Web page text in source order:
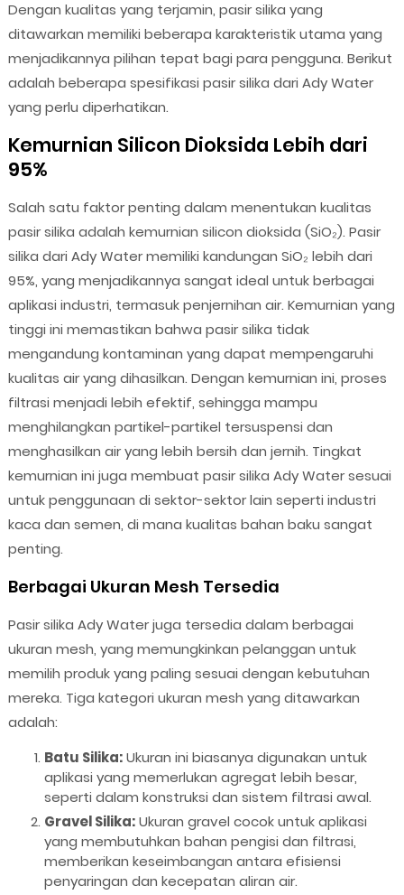
Dengan kualitas yang terjamin, pasir silika yang
ditawarkan memiliki beberapa karakteristik utama yang
menjadikannya pilihan tepat bagi para pengguna. Berikut
adalah beberapa spesifikasi pasir silika dari Ady Water
yang perlu diperhatikan.
Kemurnian Silicon Dioksida Lebih dari
95%
Salah satu faktor penting dalam menentukan kualitas
pasir silika adalah kemurnian silicon dioksida (SiO₂). Pasir
silika dari Ady Water memiliki kandungan SiO₂ lebih dari
95%, yang menjadikannya sangat ideal untuk berbagai
aplikasi industri, termasuk penjernihan air. Kemurnian yang
tinggi ini memastikan bahwa pasir silika tidak
mengandung kontaminan yang dapat mempengaruhi
kualitas air yang dihasilkan. Dengan kemurnian ini, proses
filtrasi menjadi lebih efektif, sehingga mampu
menghilangkan partikel-partikel tersuspensi dan
menghasilkan air yang lebih bersih dan jernih. Tingkat
kemurnian ini juga membuat pasir silika Ady Water sesuai
untuk penggunaan di sektor-sektor lain seperti industri
kaca dan semen, di mana kualitas bahan baku sangat
penting.
Berbagai Ukuran Mesh Tersedia
Pasir silika Ady Water juga tersedia dalam berbagai
ukuran mesh, yang memungkinkan pelanggan untuk
memilih produk yang paling sesuai dengan kebutuhan
mereka. Tiga kategori ukuran mesh yang ditawarkan
adalah:
Batu Silika:Ukuran ini biasanya digunakan untuk
aplikasi yang memerlukan agregat lebih besar,
seperti dalam konstruksi dan sistem filtrasi awal.
Gravel Silika:Ukuran gravel cocok untuk aplikasi
yang membutuhkan bahan pengisi dan filtrasi,
memberikan keseimbangan antara efisiensi
penyaringan dan kecepatan aliran air.